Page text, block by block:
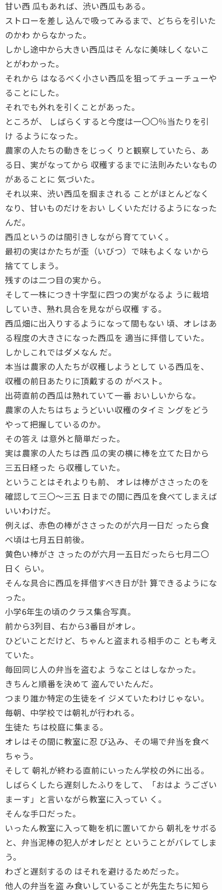
甘い西 瓜もあれば、渋い西瓜もある。
ストローを差し 込んで吸ってみるまで、どちらを引いた
のかわ からなかった。
しかし途中から大きい西瓜はそ んなに美味しくないこ
とがわかった。
それから はなるべく小さい西瓜を狙ってチューチューや
ることにした。
それでも外れを引くことがあった。
ところが、 しばらくすると今度は一〇〇％当たりを引
け るようになった。
農家の人たちの動きをじっく りと観察していたら、あ
る日、実がなってから 収穫するまでに法則みたいなもの
があることに 気づいた。
それ以来、渋い西瓜を掴まされる ことがほとんどなく
なり、甘いものだけをおい しくいただけるようになった
んだ。
西瓜というのは間引きしながら育てていく。
最初の実はかたちが歪（いびつ）で味もよくな いから
捨ててしまう。
残すのは二つ目の実から。
そして一株につき十字型に四つの実がなるよ うに栽培
していき、熟れ具合を見ながら収穫 する。
西瓜畑に出入りするようになって間もない 頃、オレはあ
る程度の大きさになった西瓜を 適当に拝借していた。
しかしこれではダメなん だ。
本当は農家の人たちが収穫しようとして いる西瓜を、
収穫の前日あたりに頂戴するの がベスト。
出荷直前の西瓜は熟れていて一番 おいしいからな。
農家の人たちはちょうどいい収穫のタイミ ングをどう
やって把握しているのか。
その答え は意外と簡単だった。
実は農家の人たちは西 瓜の実の横に棒を立てた日から
三五日経った ら収穫していた。
ということはそれよりも前、 オレは棒がささったのを
確認して三〇〜三五 日までの間に西瓜を食べてしまえば
いいわけだ。
例えば、赤色の棒がささったのが六月一日だ ったら食
べ頃は七月五日前後。
黄色い棒がさ さったのが六月一五日だったら七月二〇
日く らい。
そんな具合に西瓜を拝借すべき日が計 算できるようにな
った。
小学6年生の頃のクラス集合写真。
前から3列目、右から3番目がオレ。
ひどいことだけど、ちゃんと盗まれる相手のこ とも考え
ていた。
毎回同じ人の弁当を盗むよ うなことはしなかった。
きちんと順番を決めて 盗んでいたんだ。
つまり誰か特定の生徒をイ ジメていたわけじゃない。
毎朝、中学校では朝礼が行われる。
生徒た ちは校庭に集まる。
オレはその間に教室に忍 び込み、その場で弁当を食べ
ちゃう。
そして 朝礼が終わる直前にいったん学校の外に出る。
しばらくしたら遅刻したふりをして、「おはよ うござい
まーす」と言いながら教室に入ってい く。
そんな手口だった。
いったん教室に入って鞄を机に置いてから 朝礼をサボる
と、弁当泥棒の犯人がオレだと ということがバレてしま
う。
わざと遅刻するの はそれを避けるためだった。
他人の弁当を盗 み食いしていることが先生たちに知ら